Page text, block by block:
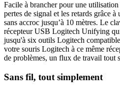
Facile à brancher pour une
pertes de signal et les retards grâce
sans accroc jusqu’à 10 mètres. Le
récepteur USB Logitech Unifying
jusqu'à six outils Logitech
votre souris Logitech à ce même
de problèmes, un flux de travail tout
Sans fil, tout simplement